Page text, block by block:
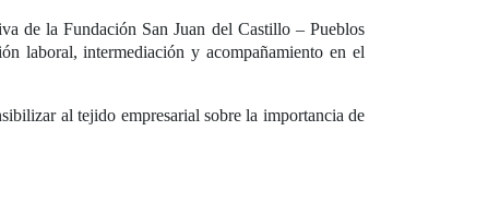
de la Fundación San Juan del Castillo – Pueblos
laboral, intermediación y acompañamiento en el
al tejido empresarial sobre la importancia de